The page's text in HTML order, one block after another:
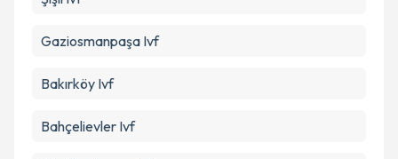
Gaziosmanpaşa Ivf
Bakırköy Ivf
Bahçelievler Ivf